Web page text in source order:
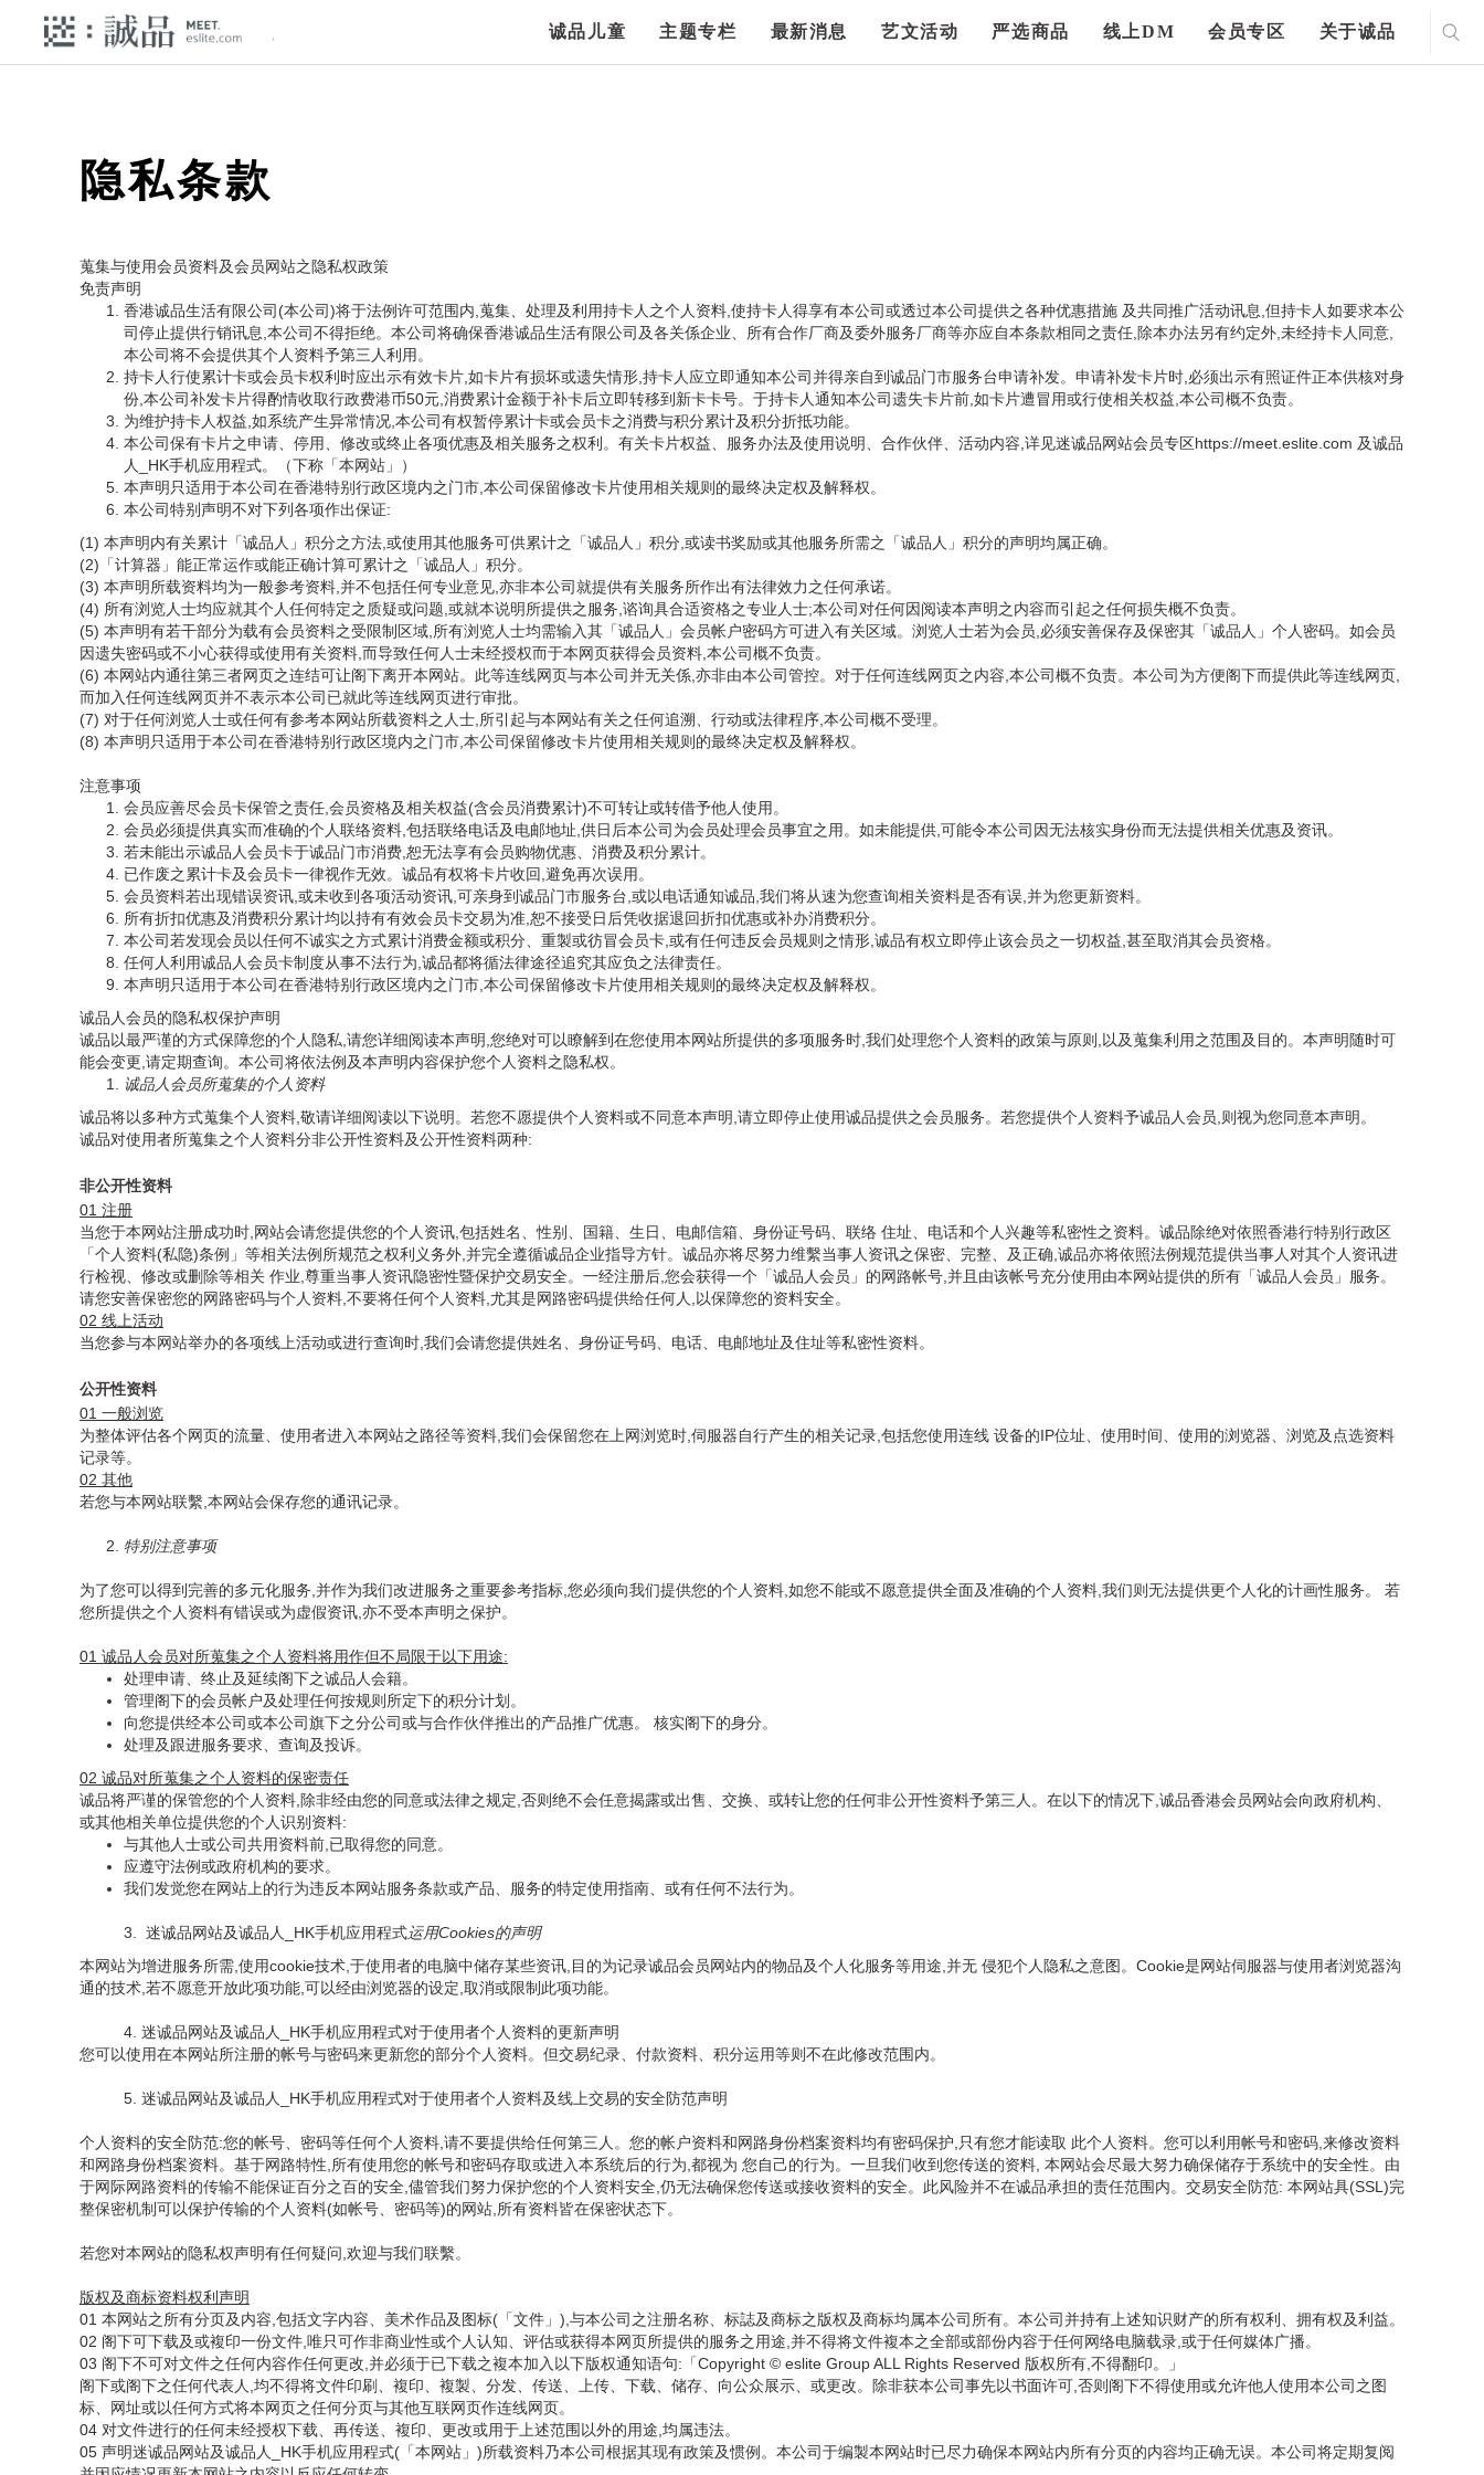
诚品儿童 主题专栏 最新消息 艺文活动 严选商品 线上DM 会员专区 关于诚品
隐私条款
蒐集与使用会员资料及会员网站之隐私权政策
免责声明
香港诚品生活有限公司(本公司)将于法例许可范围内,蒐集、处理及利用持卡人之个人资料,使持卡人得享有本公司或透过本公司提供之各种优惠措施 及共同推广活动讯息,但持卡人如要求本公
司停止提供行销讯息,本公司不得拒绝。本公司将确保香港诚品生活有限公司及各关係企业、所有合作厂商及委外服务厂商等亦应自本条款相同之责任,除本办法另有约定外,未经持卡人同意,
本公司将不会提供其个人资料予第三人利用。
持卡人行使累计卡或会员卡权利时应出示有效卡片,如卡片有损坏或遗失情形,持卡人应立即通知本公司并得亲自到诚品门市服务台申请补发。申请补发卡片时,必须出示有照证件正本供核对身
份,本公司补发卡片得酌情收取行政费港币50元,消费累计金额于补卡后立即转移到新卡卡号。于持卡人通知本公司遗失卡片前,如卡片遭冒用或行使相关权益,本公司概不负责。
为维护持卡人权益,如系统产生异常情况,本公司有权暂停累计卡或会员卡之消费与积分累计及积分折抵功能。
本公司保有卡片之申请、停用、修改或终止各项优惠及相关服务之权利。有关卡片权益、服务办法及使用说明、合作伙伴、活动内容,详见迷诚品网站会员专区https://meet.eslite.com 及诚品
人_HK手机应用程式。（下称「本网站」）
本声明只适用于本公司在香港特别行政区境内之门市,本公司保留修改卡片使用相关规则的最终决定权及解释权。
本公司特别声明不对下列各项作出保证:
(1) 本声明内有关累计「诚品人」积分之方法,或使用其他服务可供累计之「诚品人」积分,或读书奖励或其他服务所需之「诚品人」积分的声明均属正确。
(2)「计算器」能正常运作或能正确计算可累计之「诚品人」积分。
(3) 本声明所载资料均为一般参考资料,并不包括任何专业意见,亦非本公司就提供有关服务所作出有法律效力之任何承诺。
(4) 所有浏览人士均应就其个人任何特定之质疑或问题,或就本说明所提供之服务,谘询具合适资格之专业人士;本公司对任何因阅读本声明之内容而引起之任何损失概不负责。
(5) 本声明有若干部分为载有会员资料之受限制区域,所有浏览人士均需输入其「诚品人」会员帐户密码方可进入有关区域。浏览人士若为会员,必须安善保存及保密其「诚品人」个人密码。如会员
因遗失密码或不小心获得或使用有关资料,而导致任何人士未经授权而于本网页获得会员资料,本公司概不负责。
(6) 本网站内通往第三者网页之连结可让阁下离开本网站。此等连线网页与本公司并无关係,亦非由本公司管控。对于任何连线网页之内容,本公司概不负责。本公司为方便阁下而提供此等连线网页,
而加入任何连线网页并不表示本公司已就此等连线网页进行审批。
(7) 对于任何浏览人士或任何有参考本网站所载资料之人士,所引起与本网站有关之任何追溯、行动或法律程序,本公司概不受理。
(8) 本声明只适用于本公司在香港特别行政区境内之门市,本公司保留修改卡片使用相关规则的最终决定权及解释权。
注意事项
会员应善尽会员卡保管之责任,会员资格及相关权益(含会员消费累计)不可转让或转借予他人使用。
会员必须提供真实而准确的个人联络资料,包括联络电话及电邮地址,供日后本公司为会员处理会员事宜之用。如未能提供,可能令本公司因无法核实身份而无法提供相关优惠及资讯。
若未能出示诚品人会员卡于诚品门市消费,恕无法享有会员购物优惠、消费及积分累计。
已作废之累计卡及会员卡一律视作无效。诚品有权将卡片收回,避免再次误用。
会员资料若出现错误资讯,或未收到各项活动资讯,可亲身到诚品门市服务台,或以电话通知诚品,我们将从速为您查询相关资料是否有误,并为您更新资料。
所有折扣优惠及消费积分累计均以持有有效会员卡交易为准,恕不接受日后凭收据退回折扣优惠或补办消费积分。
本公司若发现会员以任何不诚实之方式累计消费金额或积分、重製或彷冒会员卡,或有任何违反会员规则之情形,诚品有权立即停止该会员之一切权益,甚至取消其会员资格。
任何人利用诚品人会员卡制度从事不法行为,诚品都将循法律途径追究其应负之法律责任。
本声明只适用于本公司在香港特别行政区境内之门市,本公司保留修改卡片使用相关规则的最终决定权及解释权。
诚品人会员的隐私权保护声明
诚品以最严谨的方式保障您的个人隐私,请您详细阅读本声明,您绝对可以瞭解到在您使用本网站所提供的多项服务时,我们处理您个人资料的政策与原则,以及蒐集利用之范围及目的。本声明随时可
能会变更,请定期查询。本公司将依法例及本声明内容保护您个人资料之隐私权。
诚品人会员所蒐集的个人资料
诚品将以多种方式蒐集个人资料,敬请详细阅读以下说明。若您不愿提供个人资料或不同意本声明,请立即停止使用诚品提供之会员服务。若您提供个人资料予诚品人会员,则视为您同意本声明。
诚品对使用者所蒐集之个人资料分非公开性资料及公开性资料两种:
非公开性资料
01 注册
当您于本网站注册成功时,网站会请您提供您的个人资讯,包括姓名、性别、国籍、生日、电邮信箱、身份证号码、联络 住址、电话和个人兴趣等私密性之资料。诚品除绝对依照香港行特别行政区
「个人资料(私隐)条例」等相关法例所规范之权利义务外,并完全遵循诚品企业指导方针。诚品亦将尽努力维繫当事人资讯之保密、完整、及正确,诚品亦将依照法例规范提供当事人对其个人资讯进
行检视、修改或删除等相关 作业,尊重当事人资讯隐密性暨保护交易安全。一经注册后,您会获得一个「诚品人会员」的网路帐号,并且由该帐号充分使用由本网站提供的所有「诚品人会员」服务。
请您安善保密您的网路密码与个人资料,不要将任何个人资料,尤其是网路密码提供给任何人,以保障您的资料安全。
02 线上活动
当您参与本网站举办的各项线上活动或进行查询时,我们会请您提供姓名、身份证号码、电话、电邮地址及住址等私密性资料。
公开性资料
01 一般浏览
为整体评估各个网页的流量、使用者进入本网站之路径等资料,我们会保留您在上网浏览时,伺服器自行产生的相关记录,包括您使用连线 设备的IP位址、使用时间、使用的浏览器、浏览及点选资料
记录等。
02 其他
若您与本网站联繫,本网站会保存您的通讯记录。
2. 特别注意事项
为了您可以得到完善的多元化服务,并作为我们改进服务之重要参考指标,您必须向我们提供您的个人资料,如您不能或不愿意提供全面及准确的个人资料,我们则无法提供更个人化的计画性服务。 若
您所提供之个人资料有错误或为虚假资讯,亦不受本声明之保护。
01 诚品人会员对所蒐集之个人资料将用作但不局限于以下用途:
处理申请、终止及延续阁下之诚品人会籍。
管理阁下的会员帐户及处理任何按规则所定下的积分计划。
向您提供经本公司或本公司旗下之分公司或与合作伙伴推出的产品推广优惠。 核实阁下的身分。
处理及跟进服务要求、查询及投诉。
02 诚品对所蒐集之个人资料的保密责任
诚品将严谨的保管您的个人资料,除非经由您的同意或法律之规定,否则绝不会任意揭露或出售、交换、或转让您的任何非公开性资料予第三人。在以下的情况下,诚品香港会员网站会向政府机构、
或其他相关单位提供您的个人识别资料:
与其他人士或公司共用资料前,已取得您的同意。
应遵守法例或政府机构的要求。
我们发觉您在网站上的行为违反本网站服务条款或产品、服务的特定使用指南、或有任何不法行为。
3. 迷诚品网站及诚品人_HK手机应用程式运用Cookies的声明
本网站为增进服务所需,使用cookie技术,于使用者的电脑中储存某些资讯,目的为记录诚品会员网站内的物品及个人化服务等用途,并无 侵犯个人隐私之意图。Cookie是网站伺服器与使用者浏览器沟
通的技术,若不愿意开放此项功能,可以经由浏览器的设定,取消或限制此项功能。
4. 迷诚品网站及诚品人_HK手机应用程式对于使用者个人资料的更新声明
您可以使用在本网站所注册的帐号与密码来更新您的部分个人资料。但交易纪录、付款资料、积分运用等则不在此修改范围内。
5. 迷诚品网站及诚品人_HK手机应用程式对于使用者个人资料及线上交易的安全防范声明
个人资料的安全防范:您的帐号、密码等任何个人资料,请不要提供给任何第三人。您的帐户资料和网路身份档案资料均有密码保护,只有您才能读取 此个人资料。您可以利用帐号和密码,来修改资料
和网路身份档案资料。基于网路特性,所有使用您的帐号和密码存取或进入本系统后的行为,都视为 您自己的行为。一旦我们收到您传送的资料, 本网站会尽最大努力确保储存于系统中的安全性。由
于网际网路资料的传输不能保证百分之百的安全,儘管我们努力保护您的个人资料安全,仍无法确保您传送或接收资料的安全。此风险并不在诚品承担的责任范围内。交易安全防范: 本网站具(SSL)完
整保密机制可以保护传输的个人资料(如帐号、密码等)的网站,所有资料皆在保密状态下。
若您对本网站的隐私权声明有任何疑问,欢迎与我们联繫。
版权及商标资料权利声明
01 本网站之所有分页及内容,包括文字内容、美术作品及图标(「文件」),与本公司之注册名称、标誌及商标之版权及商标均属本公司所有。本公司并持有上述知识财产的所有权利、拥有权及利益。
02 阁下可下载及或複印一份文件,唯只可作非商业性或个人认知、评估或获得本网页所提供的服务之用途,并不得将文件複本之全部或部份内容于任何网络电脑载录,或于任何媒体广播。
03 阁下不可对文件之任何内容作任何更改,并必须于已下载之複本加入以下版权通知语句:「Copyright © eslite Group ALL Rights Reserved 版权所有,不得翻印。」
阁下或阁下之任何代表人,均不得将文件印刷、複印、複製、分发、传送、上传、下载、储存、向公众展示、或更改。除非获本公司事先以书面许可,否则阁下不得使用或允许他人使用本公司之图
标、网址或以任何方式将本网页之任何分页与其他互联网页作连线网页。
04 对文件进行的任何未经授权下载、再传送、複印、更改或用于上述范围以外的用途,均属违法。
05 声明迷诚品网站及诚品人_HK手机应用程式(「本网站」)所载资料乃本公司根据其现有政策及惯例。本公司于编製本网站时已尽力确保本网站内所有分页的内容均正确无误。本公司将定期复阅